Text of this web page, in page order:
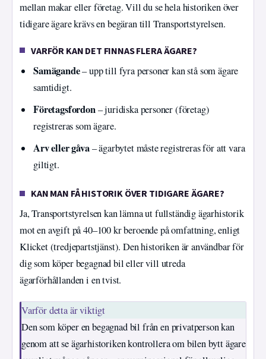
mellan makar eller företag. Vill du se hela historiken över
tidigare ägare krävs en begäran till Transportstyrelsen.
VARFÖR KAN DET FINNAS FLERA ÄGARE?
Samägande– upp till fyra personer kan stå som ägare
samtidigt.
Företagsfordon– juridiska personer (företag)
registreras som ägare.
Arv eller gåva– ägarbytet måste registreras för att vara
giltigt.
KAN MAN FÅ HISTORIK ÖVER TIDIGARE ÄGARE?
Ja, Transportstyrelsen kan lämna ut fullständig ägarhistorik
mot en avgift på 40–100 kr beroende på omfattning, enligt
Klicket (tredjepartstjänst). Den historiken är användbar för
dig som köper begagnad bil eller vill utreda
ägarförhållanden i en tvist.
Varför detta är viktigt
Den som köper en begagnad bil från en privatperson kan
genom att se ägarhistoriken kontrollera om bilen bytt ägare